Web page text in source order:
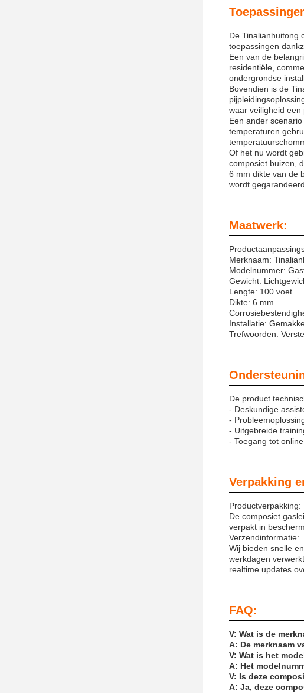
De Tinalianhuitong
toepassingen
Een van de
residentiële,
ondergrondse
Bovendien is de
waar veiligheid een
Een ander
temperaturen
Of het nu wordt
composiet buizen,
6 mm dikte van de
wordt gegarandeerd.
Maatwerk:
Merknaam:
Modelnummer:
Gewicht:
Lengte: 100 voet
Dikte: 6 mm
Installatie:
Trefwoorden:
De product
- Deskundige
-
- Uitgebreide
- Toegang tot
Verpakking
Productverpakking:
De composiet
verpakt in
Verzendinformatie:
Wij bieden snelle
werkdagen
realtime updates
FAQ:
V: Wat is de
A: De merknaam
V: Wat is het
A: Het
V: Is deze
A: Ja, deze